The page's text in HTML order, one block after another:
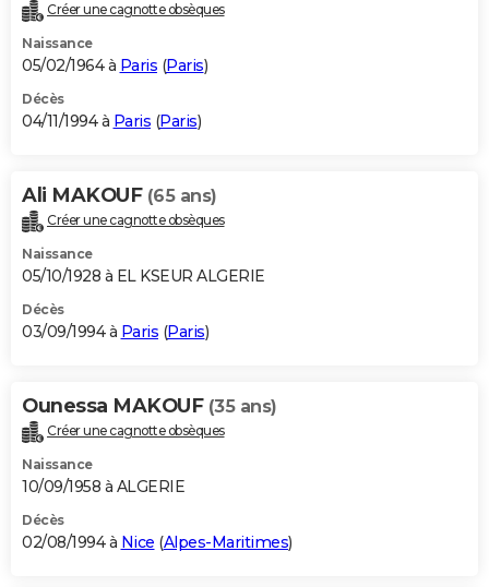
Créer une cagnotte obsèques
Naissance
05/02/1964 à Paris (Paris)
Décès
04/11/1994 à Paris (Paris)
Ali MAKOUF (65 ans)
Créer une cagnotte obsèques
Naissance
05/10/1928 à EL KSEUR ALGERIE
Décès
03/09/1994 à Paris (Paris)
Ounessa MAKOUF (35 ans)
Créer une cagnotte obsèques
Naissance
10/09/1958 à ALGERIE
Décès
02/08/1994 à Nice (Alpes-Maritimes)